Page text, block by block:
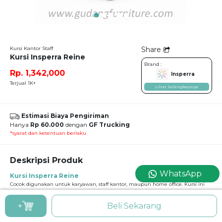
Kursi Kantor Staff
Kursi Insperra Reine
Rp. 1,342,000
Terjual 1K+
Share
Brand :
Insperra
Lihat Selengkapnya
Estimasi Biaya Pengiriman
Hanya Rp 60.000 dengan GF Trucking
*syarat dan ketentuan berlaku
Deskripsi Produk
Kursi Insperra Reine
Cocok digunakan untuk karyawan, staff kantor, maupun home office. Kursi ini
dilengkapi pengaturan tinggi dudukan, headrest fleksibel, dan sandaran lengan
ergonomis. Desain modern memberikan tampilan profesional pada ruang kerja.
Sebagai produk TKDN, kursi ini menawarkan kualitas material yang kokoh dan
desain ergonomis modern.
+ Beli Sekarang
WhatsApp